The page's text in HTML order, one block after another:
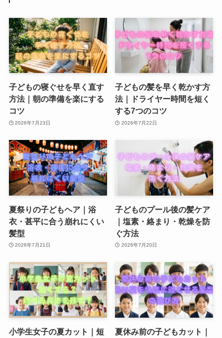
子どもの寝ぐせを早く直す
方法｜朝の準備を楽にする
コツ
2026年7月23日
子どもの髪を早く乾かす方
法｜ドライヤー時間を短く
する7つのコツ
2026年7月22日
夏祭りの子どもヘア｜浴
衣・甚平に合う崩れにくい
髪型
2026年7月21日
子どものプール後の髪ケア
｜塩素・絡まり・乾燥を防
ぐ方法
2026年7月20日
小学生女子の夏カット｜短
夏休み前の子どもカット｜